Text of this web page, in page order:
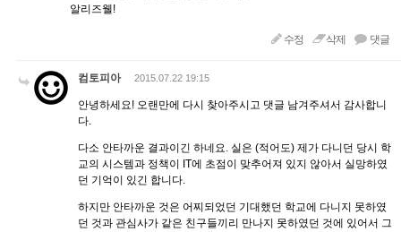
알리즈웰!
수정 삭제 댓글
컴토피아 2015.07.22 19:15
안녕하세요! 오랜만에 다시 찾아주시고 댓글 남겨주셔서 감사합니
다.
다소 안타까운 결과이긴 하네요. 실은 (적어도) 제가 다니던 당시 학
교의 시스템과 정책이 IT에 초점이 맞추어져 있지 않아서 실망하였
던 기억이 있긴 합니다.
하지만 안타까운 것은 어찌되었던 기대했던 학교에 다니지 못하였
던 것과 관심사가 같은 친구들끼리 만나지 못하였던 것에 있어서 그